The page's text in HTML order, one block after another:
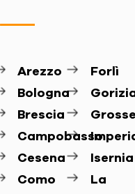
Arezzo
Bologna
Brescia
Campobasso
Cesena
Como
Forlì
Isernia
La